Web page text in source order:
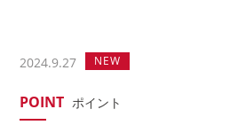
2024.9.27 NEW
POINT ポイント